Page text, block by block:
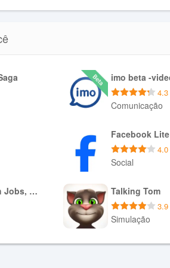
4.3
Comunicação
Baixar APK
Facebook Lite
4.0
Social
Baixar APK
Quikr – Search Jobs, Mobiles, Talking Tom
3.9
Simulação
Baixar APK